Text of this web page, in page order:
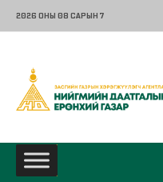
2026 ОНЫ 08 САРЫН 7